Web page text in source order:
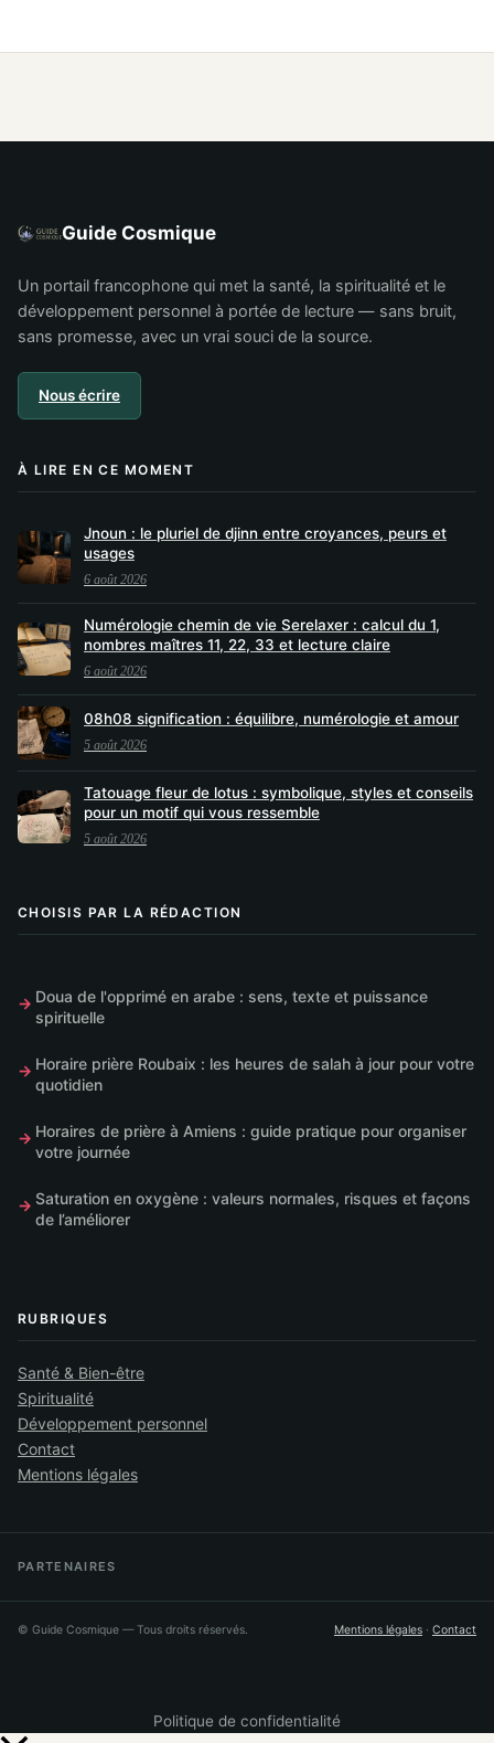
Guide Cosmique
Un portail francophone qui met la santé, la spiritualité et le
développement personnel à portée de lecture — sans bruit,
sans promesse, avec un vrai souci de la source.
Nous écrire
À LIRE EN CE MOMENT
Jnoun : le pluriel de djinn entre croyances, peurs et
usages
6 août 2026
Numérologie chemin de vie Serelaxer : calcul du 1,
nombres maîtres 11, 22, 33 et lecture claire
6 août 2026
08h08 signification : équilibre, numérologie et amour
5 août 2026
Tatouage fleur de lotus : symbolique, styles et conseils
pour un motif qui vous ressemble
5 août 2026
CHOISIS PAR LA RÉDACTION
Doua de l'opprimé en arabe : sens, texte et puissance
spirituelle
Horaire prière Roubaix : les heures de salah à jour pour votre
quotidien
Horaires de prière à Amiens : guide pratique pour organiser
votre journée
Saturation en oxygène : valeurs normales, risques et façons
de l’améliorer
RUBRIQUES
Santé & Bien-être
Spiritualité
Développement personnel
Contact
Mentions légales
PARTENAIRES
© Guide Cosmique — Tous droits réservés. Mentions légales · Contact
Politique de confidentialité